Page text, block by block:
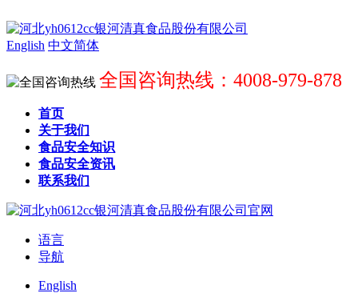
English 中文简体
全国咨询热线：4008-979-878
首页
关于我们
食品安全知识
食品安全资讯
联系我们
语言
导航
English